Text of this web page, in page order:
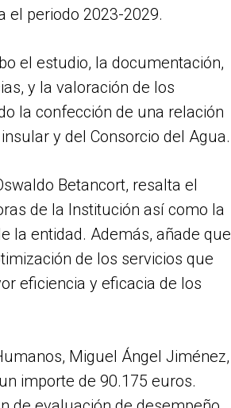
el periodo 2023-2029.
el estudio, la documentación,
y la valoración de los
la confección de una relación
y del Consorcio del Agua.
Betancort, resalta el
de la Institución así como la
la entidad. Además, añade que
de los servicios que
eficiencia y eficacia de los
Miguel Ángel Jiménez,
importe de 90.175 euros.